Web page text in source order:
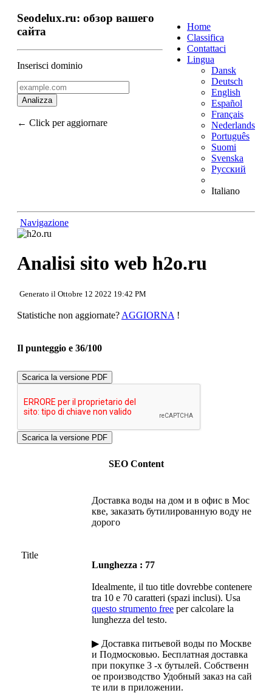
Home
Classifica
Contattaci
Lingua
Dansk
Deutsch
English
Español
Français
Nederlands
Português
Suomi
Svenska
Русский
Italiano
Seodelux.ru: обзор вашего
сайта
Inserisci dominio
Analizza
← Click per aggiornare
Navigazione
Links
Keywords
Mobile
Ottimizzazione
PageSpeed Insights
Analisi sito web h2o.ru
Generato il Ottobre 12 2022 19:42 PM
Statistiche non aggiornate? AGGIORNA !
Il punteggio e 36/100
Scarica la versione PDF
SEO Content
Title
Доставка воды на дом и в офис в Мос
кве, заказать бутилированную воду не
дорого
Lunghezza : 77
Idealmente, il tuo title dovrebbe contenere
tra 10 e 70 caratteri (spazi inclusi). Usa
questo strumento free per calcolare la
lunghezza del testo.
▶ Доставка питьевой воды по Москве
и Подмосковью. Бесплатная доставка
при покупке 3 -х бутылей. Собственн
ое производство Удобный заказ на сай
те или в приложении.